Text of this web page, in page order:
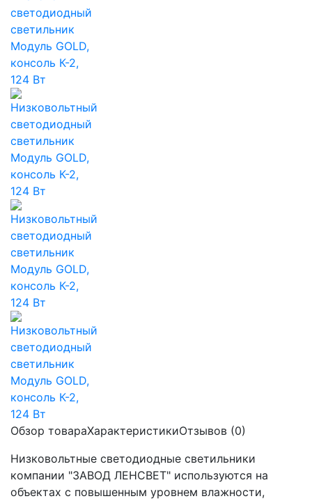
Обзор товараХарактеристикиОтзывов (0)
Низковольтные светодиодные светильники
компании "ЗАВОД ЛЕНСВЕТ" используются на
объектах с повышенным уровнем влажности,